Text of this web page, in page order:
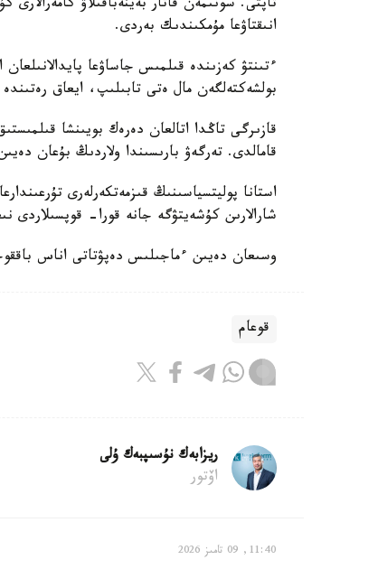
تاپتى. سونىمەن قاتار بەينەباقىلاۋ
انىقتاۋعا مۇمكىندىك بەردى.
ءتىنتۋ كەزىندە قىلمىس جاساۋعا
بولشەكتەلگەن مال ەتى تابىلىپ، ايعاق
قازىرگى تاڭدا اتالعان دەرەك بويىنشا
قامالدى. تەرگەۋ بارىسىندا ولاردىڭ بۇعان
استانا پوليتسياسىنىڭ قىزمەتكەرلەرى
شارالارىن كۇشەيتۋگە جانە قورا- قوپسىلاردى
وسىعان دەيىن ءماجىلىس دەپۋتاتى اناس
قوعام
ريزابەك نۇسىپبەك ۇلى
اۆتور
11:40, 09 تامىز 2026